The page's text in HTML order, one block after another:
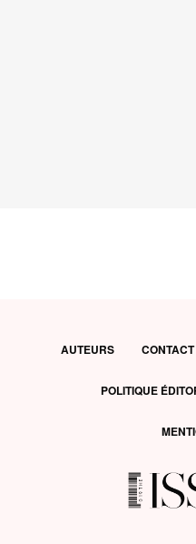
AUTEURS CONTACT
POLITIQUE